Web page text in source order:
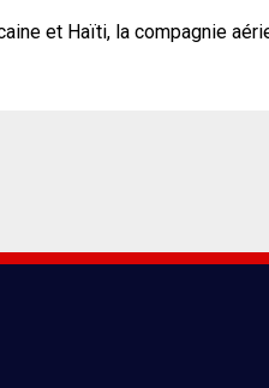
et Haïti, la compagnie